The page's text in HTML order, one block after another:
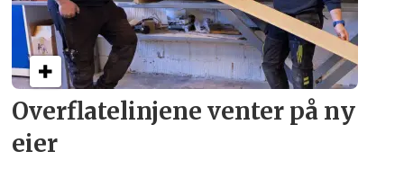
Overflate­linjene venter på ny
eier